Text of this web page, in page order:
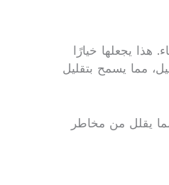
هذا يجعلها خيارًا
مما يسمح بتقليل
يقلل من مخاطر